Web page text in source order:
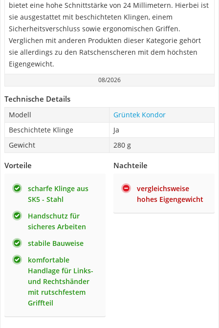
bietet eine hohe Schnittstärke von 24 Millimetern. Hierbei ist
sie ausgestattet mit beschichteten Klingen, einem
Sicherheitsverschluss sowie ergonomischen Griffen.
Verglichen mit anderen Produkten dieser Kategorie gehört
sie allerdings zu den Ratschenscheren mit dem höchsten
Eigengewicht.
08/2026
Technische Details
Modell
Grüntek Kondor
Beschichtete Klinge
Ja
Gewicht
280 g
Vorteile
scharfe Klinge aus
SK5 - Stahl
Handschutz für
sicheres Arbeiten
stabile Bauweise
komfortable
Handlage für Links-
und Rechtshänder
mit rutschfestem
Griffteil
Nachteile
vergleichsweise
hohes Eigengewicht